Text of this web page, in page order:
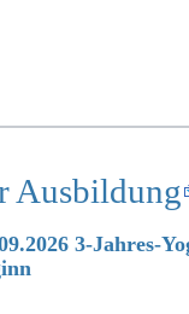
Ausbildung
3-Jahres-